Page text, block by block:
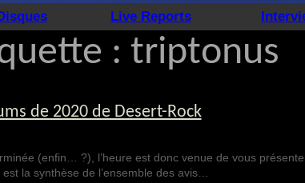
Live Reports
: triptonus
de 2020 de Desert-Rock
(enfin… ?), l’heure est donc venue de vous
la synthèse de l’ensemble des avis…